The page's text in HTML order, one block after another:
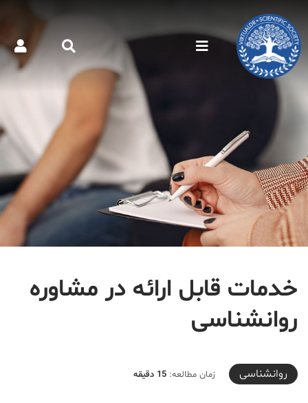
خدمات قابل ارائه در مشاوره
روانشناسی
2021-08-18T17:53:44+04:30
روانشناسی زمان مطالعه: 15 دقیقه